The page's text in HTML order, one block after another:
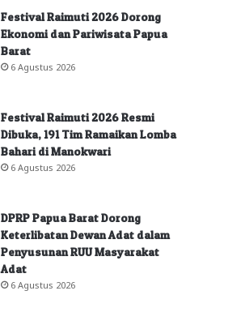
Festival Raimuti 2026 Dorong
Ekonomi dan Pariwisata Papua
Barat
6 Agustus 2026
Festival Raimuti 2026 Resmi
Dibuka, 191 Tim Ramaikan Lomba
Bahari di Manokwari
6 Agustus 2026
DPRP Papua Barat Dorong
Keterlibatan Dewan Adat dalam
Penyusunan RUU Masyarakat
Adat
6 Agustus 2026